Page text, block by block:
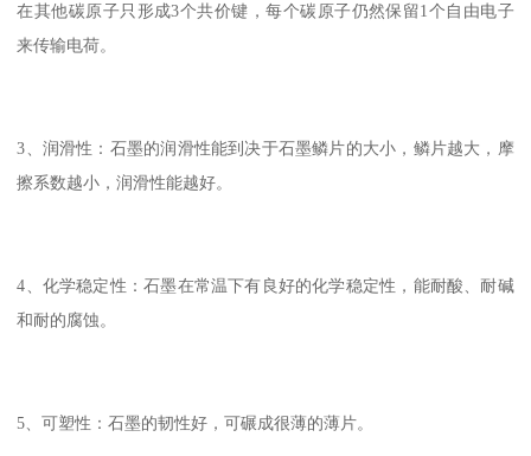
在其他碳原子只形成3个共价键，每个碳原子仍然保留1个自由电子
来传输电荷。
3、润滑性：石墨的润滑性能到决于石墨鳞片的大小，鳞片越大，摩
擦系数越小，润滑性能越好。
4、化学稳定性：石墨在常温下有良好的化学稳定性，能耐酸、耐碱
和耐的腐蚀。
5、可塑性：石墨的韧性好，可碾成很薄的薄片。